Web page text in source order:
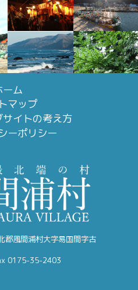
ーム
マップ
イトの考え方
ーポリシー
風間浦村大字易国間字古
0175-35-2403